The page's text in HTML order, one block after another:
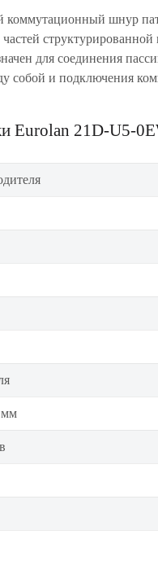
коммутационный шнур
структурированной
для соединения
собой и подключения
состоит из
RJ-45.
. Относится к
Eurolan 21D-U5-
мм